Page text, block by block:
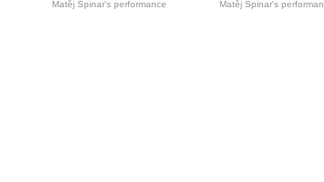
Matěj Špinar's performance Matěj Špinar's